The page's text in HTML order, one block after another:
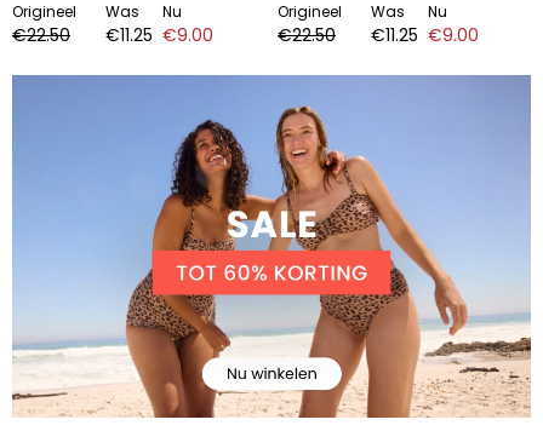
Origineel
€22.50
Was
€11.25
Nu
€9.00
Origineel
€22.50
Was
€11.25
Nu
€9.00